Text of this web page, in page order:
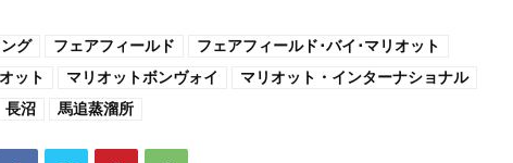
グ フェアフィールド
フェアフィールド･バイ･マリオット
ット マリオットボンヴォイ
マリオット・インターナショナル
長沼 馬追蒸溜所